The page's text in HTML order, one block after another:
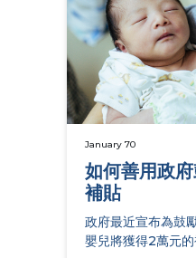
January 70
如何善用政
補貼
政府最近宣布為鼓
嬰兒將獲得2萬元